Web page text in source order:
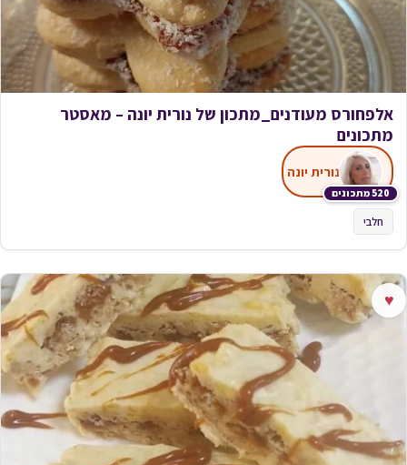
אלפחורס מעודנים_מתכון של נורית יונה – מאסטר
מתכונים
520 מתכונים
נורית יונה
חלבי
♥